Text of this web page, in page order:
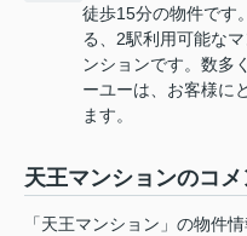
徒歩15分の物件です
る、2駅利用可能な
ンションです。数多
ーユーは、お客様に
ます。
天王マンションのコ
「天王マンション」の物件